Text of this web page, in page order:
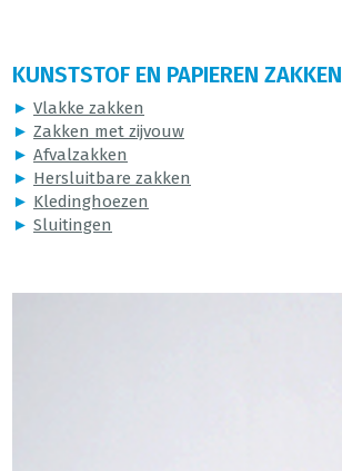
KUNSTSTOF EN PAPIEREN ZAKKEN
► Vlakke zakken
► Zakken met zijvouw
► Afvalzakken
► Hersluitbare zakken
► Kledinghoezen
► Sluitingen